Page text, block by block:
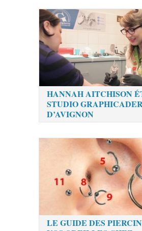
HANNAH AITCHISON
STUDIO
D’AVIGNON
LE GUIDE DES